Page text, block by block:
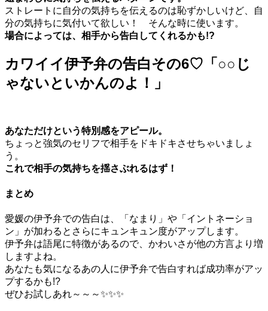
ストレートに自分の気持ちを伝えるのは恥ずかしいけど、自
分の気持ちに気付いて欲しい！ そんな時に使います。
場合によっては、相手から告白してくれるかも!?
カワイイ伊予弁の告白その6♡「○○じ
ゃないといかんのよ！」
あなただけという特別感をアピール。
ちょっと強気のセリフで相手をドキドキさせちゃいましょ
う。
これで相手の気持ちを揺さぶれるはず！
まとめ
愛媛の伊予弁での告白は、「なまり」や「イントネーショ
ン」が加わるとさらにキュンキュン度がアップします。
伊予弁は語尾に特徴があるので、かわいさが他の方言より増
しますよね。
あなたも気になるあの人に伊予弁で告白すれば成功率がアッ
プするかも!?
ぜひお試しあれ～～～✨✨✨